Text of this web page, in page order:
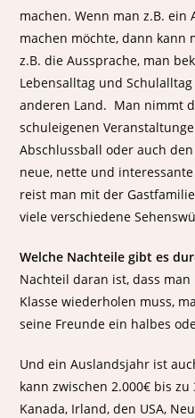
machen. Wenn man z.B. ein
machen möchte, dann kann
z.B. die Aussprache, man
Lebensalltag und
anderen Land. Man nimmt
schuleigenen
Abschlussball oder auch
neue, nette und
reist man mit der
viele verschiedene
Welche Nachteile gibt es
Nachteil daran ist, dass
Klasse wiederholen muss,
seine Freunde ein halbes
Und ein Auslandsjahr ist
kann zwischen 2.000€ bis
Kanada, Irland, den USA,